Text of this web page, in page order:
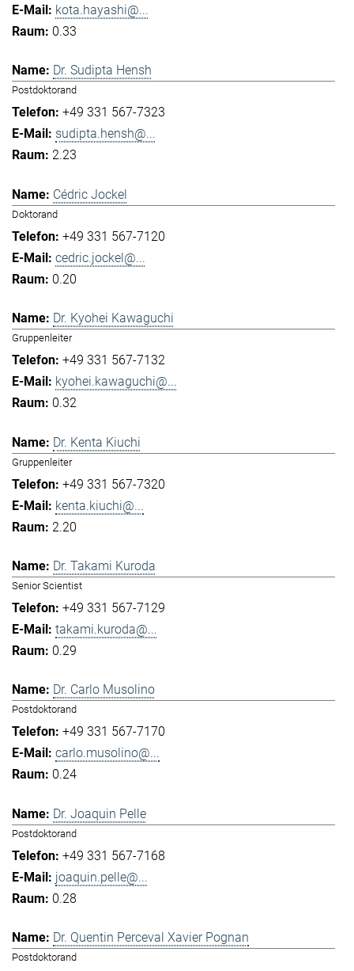
kota.hayashi@...
0.33
Dr. Sudipta Hensh
Postdoktorand
+49 331 567-7323
sudipta.hensh@...
2.23
Cédric Jockel
Doktorand
+49 331 567-7120
cedric.jockel@...
0.20
Dr. Kyohei Kawaguchi
Gruppenleiter
+49 331 567-7132
kyohei.kawaguchi@...
0.32
Dr. Kenta Kiuchi
Gruppenleiter
+49 331 567-7320
kenta.kiuchi@...
2.20
Dr. Takami Kuroda
Senior Scientist
+49 331 567-7129
takami.kuroda@...
0.29
Dr. Carlo Musolino
Postdoktorand
+49 331 567-7170
carlo.musolino@...
0.24
Dr. Joaquin Pelle
Postdoktorand
+49 331 567-7168
joaquin.pelle@...
0.28
Dr. Quentin Perceval Xavier Pognan
Postdoktorand